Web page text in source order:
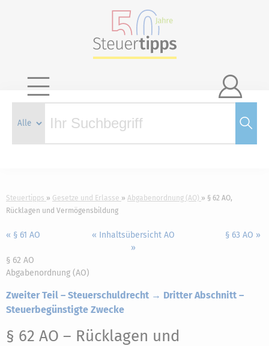

Steuertipps Gesetze und Erlasse Abgabenordnung (AO)
§ 62 AO,
Rücklagen und Vermögensbildung
« § 61 AO
« Inhaltsübersicht AO
»
§ 63 AO »
§ 62 AO
Abgabenordnung (AO)
Zweiter Teil – Steuerschuldrecht → Dritter Abschnitt –
Steuerbegünstigte Zwecke
§ 62 AO – Rücklagen und